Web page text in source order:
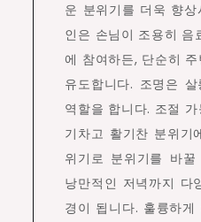
운 분위기를 더욱 향
인은 손님이 조용히 음
에 참여하든, 단순히
유도합니다. 조명은
역할을 합니다. 조절
기차고 활기찬 분위기
위기로 분위기를 바
낭만적인 저녁까지 다
경이 됩니다. 훌륭하